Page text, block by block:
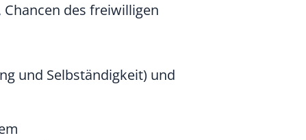
des freiwilligen
und Selbständigkeit) und